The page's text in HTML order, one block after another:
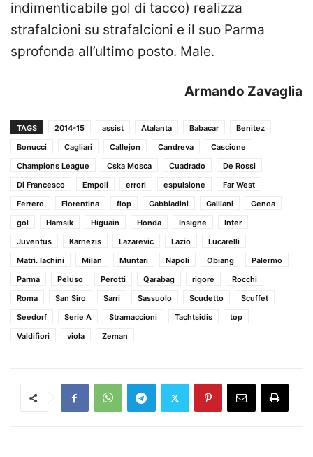
indimenticabile gol di tacco) realizza
strafalcioni su strafalcioni e il suo Parma
sprofonda all’ultimo posto. Male.
Armando Zavaglia
TAGS 2014-15 assist Atalanta Babacar
Benitez
Bonucci
Cagliari Callejon Candreva
Cascione
Champions League
Cska Mosca Cuadrado
De Rossi
Di Francesco
Empoli errori espulsione
Far West
Ferrero
Fiorentina flop Gabbiadini Galliani
Genoa
gol
Hamsik Higuain Honda Insigne
Inter
Juventus
Karnezis Lazarevic Lazio
Lucarelli
Matri. Iachini
Milan Muntari Napoli Obiang
Palermo
Parma
Peluso Perotti Qarabag rigore
Rocchi
Roma
San Siro Sarri Sassuolo Scudetto
Scuffet
Seedorf
Serie A Stramaccioni Tachtsidis
top
Valdifiori
viola Zeman